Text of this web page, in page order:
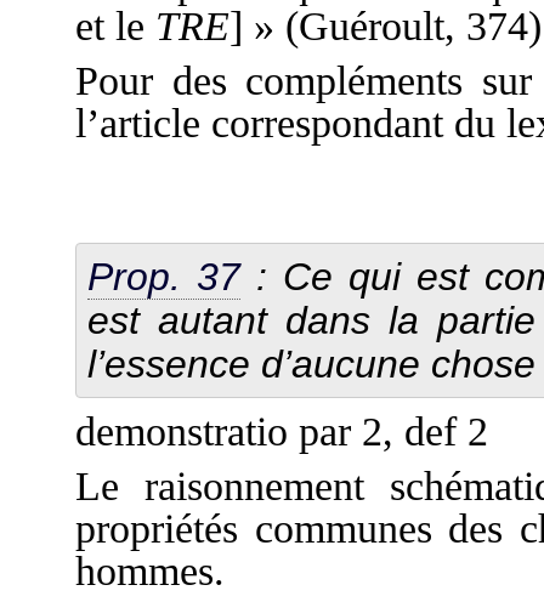
et le TRE] » (Guéroult,
Pour des compléments
l’article correspondant du
Prop. 37: Ce qui est
est autant dans la
l’essence d’aucune
demonstratio par 2, def 2
Le raisonnement
propriétés communes des
hommes.